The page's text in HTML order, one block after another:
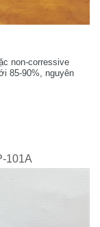
non-corressive
85-90%, nguyên
101A